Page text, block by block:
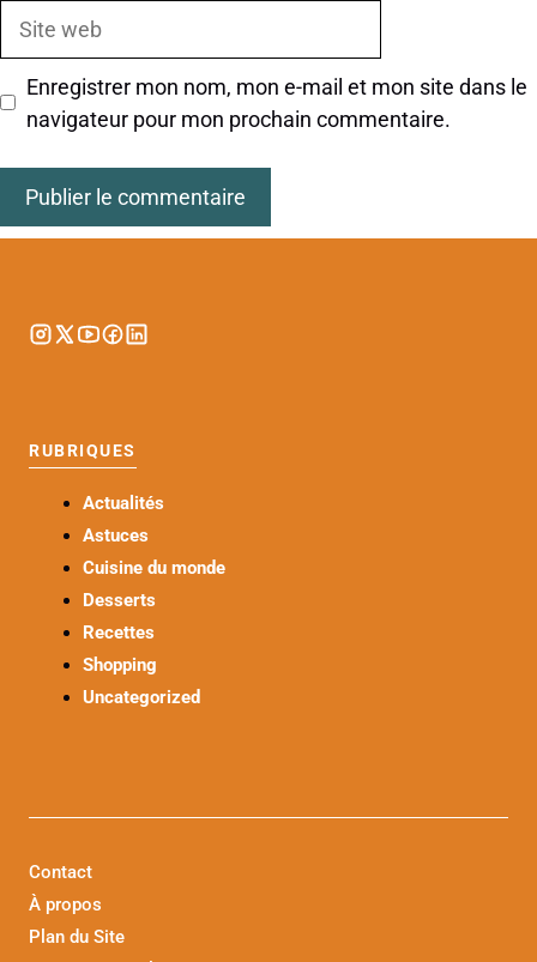
Site
Enregistrer mon nom, mon e-mail et mon site dans le
navigateur pour mon prochain commentaire.
RUBRIQUES
Actualités
Astuces
Cuisine du monde
Desserts
Recettes
Shopping
Uncategorized
Contact
À propos
Plan du Site